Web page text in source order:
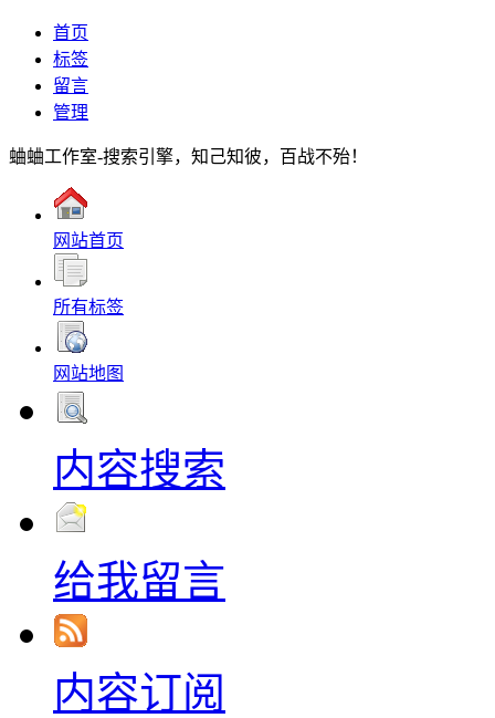
首页
标签
留言
管理
蛐蛐工作室-搜索引擎，知己知彼，百战不殆！
网站首页
所有标签
网站地图
内容搜索
给我留言
内容订阅